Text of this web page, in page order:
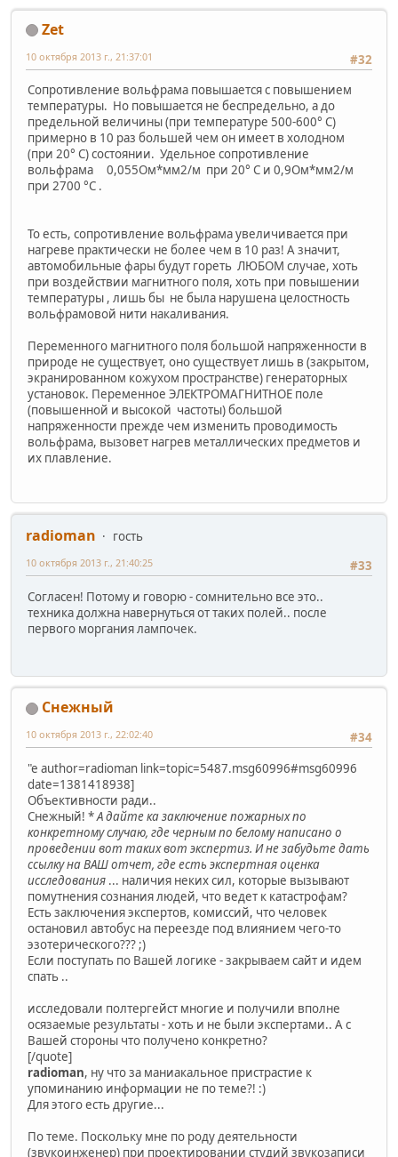
Zеt
#32
10 октября 2013 г., 21:37:01
Сопротивление вольфрама повышается с повышением
температуры. Но повышается не беспредельно, а до
предельной величины (при температуре 500-600° C)
примерно в 10 раз большей чем он имеет в холодном
(при 20° C) состоянии. Удельное сопротивление
вольфрама 0,055Ом*мм2/м при 20° C и 0,9Ом*мм2/м
при 2700 °C .
То есть, сопротивление вольфрама увеличивается при
нагреве практически не более чем в 10 раз! А значит,
автомобильные фары будут гореть ЛЮБОМ случае, хоть
при воздействии магнитного поля, хоть при повышении
температуры , лишь бы не была нарушена целостность
вольфрамовой нити накаливания.
Переменного магнитного поля большой напряженности в
природе не существует, оно существует лишь в (закрытом,
экранированном кожухом пространстве) генераторных
установок. Переменное ЭЛЕКТРОМАГНИТНОЕ поле
(повышенной и высокой частоты) большой
напряженности прежде чем изменить проводимость
вольфрама, вызовет нагрев металлических предметов и
их плавление.
radioman
гость
#33
10 октября 2013 г., 21:40:25
Согласен! Потому и говорю - сомнительно все это..
техника должна навернуться от таких полей.. после
первого моргания лампочек.
Снежный
#34
10 октября 2013 г., 22:02:40
"e author=radioman link=topic=5487.msg60996#msg60996
date=1381418938]
Объективности ради..
Снежный! *А дайте ка заключение пожарных по
конкретному случаю, где черным по белому написано о
проведении вот таких вот экспертиз. И не забудьте дать
ссылку на ВАШ отчет, где есть экспертная оценка
исследования ... наличия неких сил, которые вызывают
помутнения сознания людей, что ведет к катастрофам?
Есть заключения экспертов, комиссий, что человек
остановил автобус на переезде под влиянием чего-то
эзотерического??? ;)
Если поступать по Вашей логике - закрываем сайт и идем
спать ..
исследовали полтергейст многие и получили вполне
осязаемые результаты - хоть и не были экспертами.. А с
Вашей стороны что получено конкретно?
[/quote]
radioman, ну что за маниакальное пристрастие к
упоминанию информации не по теме?! :)
Для этого есть другие...
По теме. Поскольку мне по роду деятельности
(звукоинженер) при проектировании студий звукозаписи